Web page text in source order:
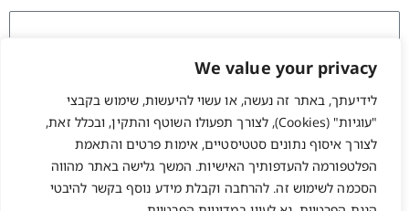
We value your privacy
לידיעתך, באתר זה נעשה, או עשוי להיעשות, שימוש בקבצי
"עוגיות" (Cookies), לצורך תפעולו השוטף והתקין, ובכלל זאת,
לצורך איסוף נתונים סטטיסטיים, אימות פרטים והתאמת
הפלטפורמה להעדפותיך האישיות. המשך גלישה באתר מהווה
הסכמה לשימוש זה. להרחבה וקבלת מידע נוסף בקשר להיבטי
זכור אותי
התחברות